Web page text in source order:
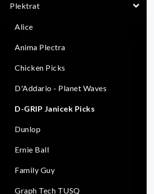
Plektrat
Alice
Anima Plectra
Chicken Picks
D'Addario - Planet Waves
D-GRIP Janicek Picks
Dunlop
Ernie Ball
Family Guy
Graph Tech TUSQ